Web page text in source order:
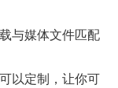
与媒体文件匹配
以定制，让你可